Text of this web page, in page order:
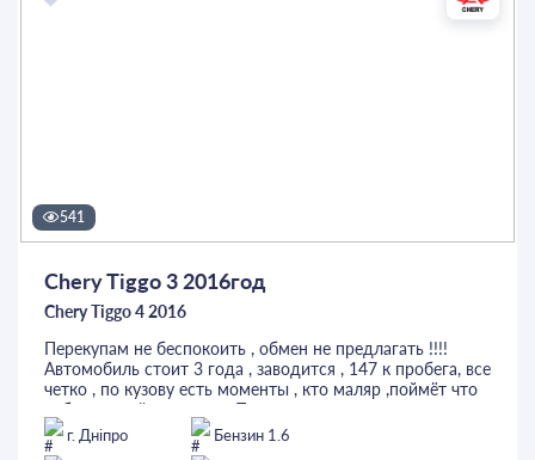
541
Chery Tiggo 3 2016год
Chery Tiggo 4 2016
Перекупам не беспокоить , обмен не предлагать !!!!
Автомобиль стоит 3 года , заводится , 147 к пробега, все
четко , по кузову есть моменты , кто маляр ,поймёт что
работы с ней не много . Посекло осколками после
прилёта . Есть летняя резина .
Звоните.
г. Дніпро
Бензин 1.6